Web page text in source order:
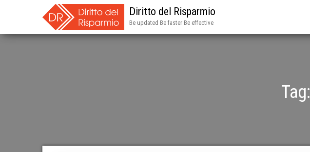
Diritto del Risparmio
Be updated Be faster Be effective
Tag: